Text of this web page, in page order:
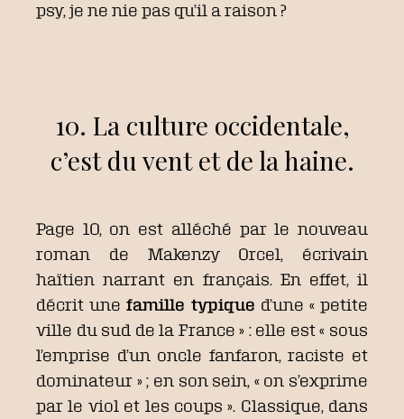
psy, je ne nie pas qu’il a raison ?
10. La culture occidentale,
c’est du vent et de la haine.
Page 10, on est alléché par le nouveau
roman de Makenzy Orcel, écrivain
haïtien narrant en français. En effet, il
décrit une famille typique d’une « petite
ville du sud de la France » : elle est « sous
l’emprise d’un oncle fanfaron, raciste et
dominateur » ; en son sein, « on s’exprime
par le viol et les coups ». Classique, dans